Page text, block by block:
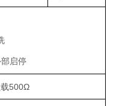
启停
500Ω